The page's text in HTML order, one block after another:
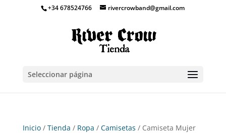
+34 678524766 rivercrowband@gmail.com
Seleccionar página
Inicio/ Tienda / Ropa / Camisetas / Camiseta Mujer